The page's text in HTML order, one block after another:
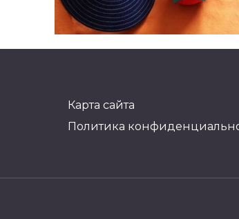
Карта сайта
Политика